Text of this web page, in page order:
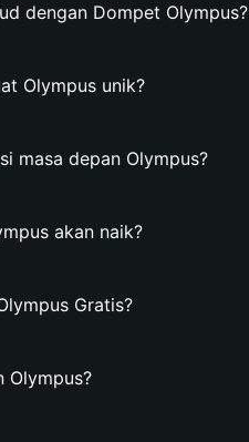
dengan Dompet Olympus?
Olympus unik?
masa depan Olympus?
akan naik?
Gratis?
Olympus?